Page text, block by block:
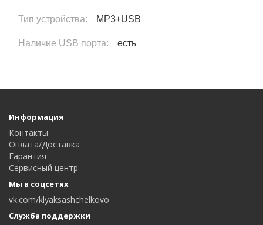
Тип устройства: MP3+USB
Наличие USB порта: есть
Информация
Контакты
Оплата/Доставка
Гарантия
Сервисный центр
Мы в соцсетях
vk.com/klyaksashchelkovo
Служба поддержки